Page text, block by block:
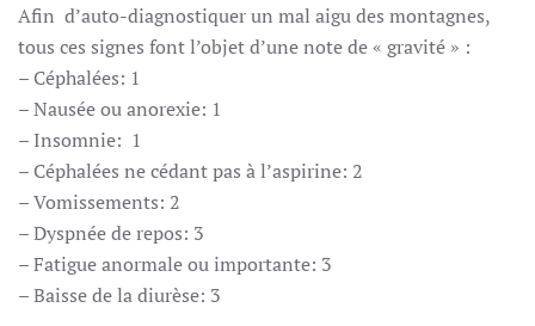
Afin d’auto-diagnostiquer un mal aigu des montagnes,
tous ces signes font l’objet d’une note de « gravité » :
– Céphalées: 1
– Nausée ou anorexie: 1
– Insomnie: 1
– Céphalées ne cédant pas à l’aspirine: 2
– Vomissements: 2
– Dyspnée de repos: 3
– Fatigue anormale ou importante: 3
– Baisse de la diurèse: 3